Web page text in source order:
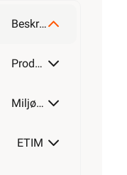
Beskrivelse
Produktdetaljer
Miljøparametere
ETIM